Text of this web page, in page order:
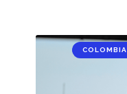
COLOMBIA